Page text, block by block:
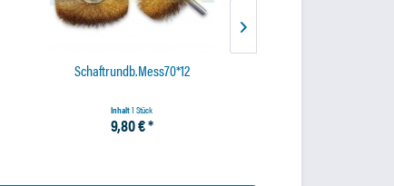
Schaftrundb.Mess70*12
Inhalt1 Stück
9,80 € *